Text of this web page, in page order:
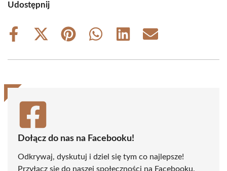
Udostępnij
Share
Share
(Twitter)
Share
Share
Share
Share
Dołącz do nas na Facebooku!
Odkrywaj, dyskutuj i dziel się tym co najlepsze!
Przyłącz się do naszej społeczności na Facebooku,